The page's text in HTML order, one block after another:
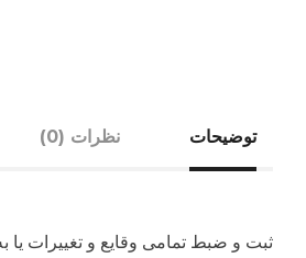
توضیحات نظرات (0)
ثبت و ضبط تمامی وقایع و تغییرات یا